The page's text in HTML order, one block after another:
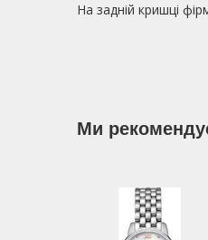
На задній кришці
Ми